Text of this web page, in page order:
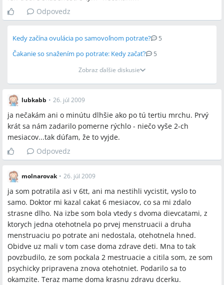
Miesta a osoby
Bratislava, Kramáre, Čiech
Odpovedz
Kedy začína ovulácia po samovoľnom potrate? 5
Čakanie so snažením po potrate: Kedy začať?
5
Zobraz ďalšie diskusie
lubkabb • 26. júl 2009
ja nečakám ani o minútu dlhšie ako po tú tertiu mrchu. Prvý
krát sa nám zadarilo pomerne rýchlo - niečo vyše 2-ch
mesiacov...tak dúfam, že to vyjde.
Odpovedz
molnarovak • 26. júl 2009
ja som potratila asi v 6tt, ani ma nestihli vycistit, vyslo to
samo. Doktor mi kazal cakat 6 mesiacov, co sa mi zdalo
strasne dlho. Na izbe som bola vtedy s dvoma dievcatami, z
ktorych jedna otehotnela po prvej menstruacii a druha
menstruaciu po potrate ani nedostala, otehotnela hned.
Obidve uz mali v tom case doma zdrave deti. Mna to tak
povzbudilo, ze som pockala 2 mestruacie a citila som, ze som
psychicky pripravena znova otehotniet. Podarilo sa to
okamzite. Teraz mame doma krasnu zdravu dcerku.